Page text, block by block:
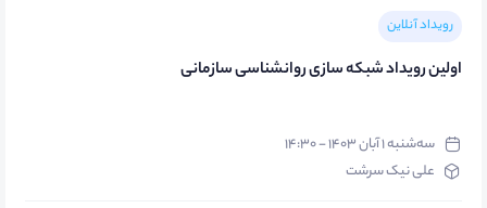
رویداد آنلاین
اولین رویداد شبکه سازی روانشناسی سازمانی
سه‌شنبه ۱ آبان ۱۴۰۳ - ۱۴:۳۰
علی نیک سرشت